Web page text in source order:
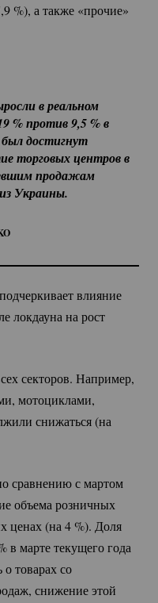
9 %), а также «прочие»
в реальном
% против 9,5 % в
достигнут
торговых центров в
продажам
Украины.
влияние
локдауна на рост
секторов. Например,
мотоциклами,
снижаться (на
сравнению с мартом
объема розничных
ценах (на 4 %). Доля
в марте текущего года
товарах со
, снижение этой